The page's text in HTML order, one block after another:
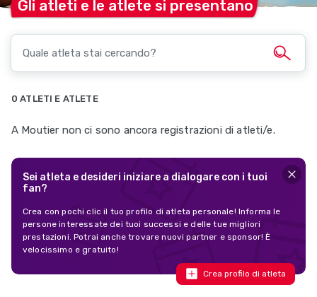
Gli atleti e le atlete si presentano
0 ATLETI E ATLETE
A Moutier non ci sono ancora registrazioni di atleti/e.
Sei atleta e desideri iniziare a dialogare con i tuoi
fan?
Crea con pochi clic il tuo profilo di atleta personale! Informa le
persone interessate dei tuoi successi e delle tue migliori
prestazioni. Potrai anche trovare nuovi partner e sponsor! È
velocissimo e gratuito!
Crea profilo di atleta